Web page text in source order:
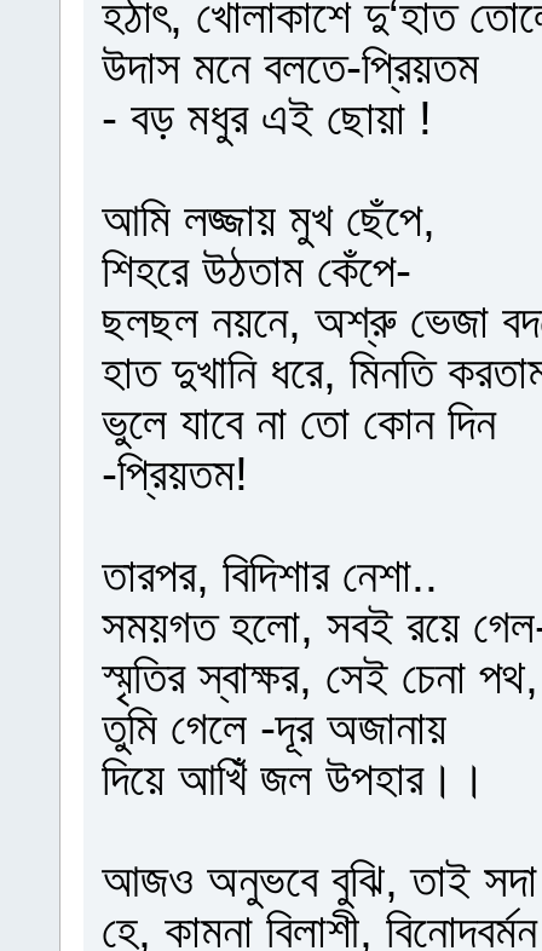
হঠাৎ, খোলাকাশে দু‘হাত
উদাস মনে বলতে-প্রিয়তম
- বড় মধুর এই ছোয়া !
আমি লজ্জায় মুখ ছেঁপে,
শিহরে উঠতাম কেঁপে-
ছলছল নয়নে, অশ্রু ভেজা
হাত দুখানি ধরে, মিনতি
ভুলে যাবে না তো কোন দিন
-প্রিয়তম!
তারপর, বিদিশার নেশা..
সময়গত হলো, সবই রয়ে
স্মৃতির স্বাক্ষর, সেই চেনা পথ,
তুমি গেলে -দূর অজানায়
দিয়ে আখিঁ জল উপহার।।
আজও অনুভবে বুঝি, তাই
হে, কামনা বিলাশী, বিনোদবর্মন